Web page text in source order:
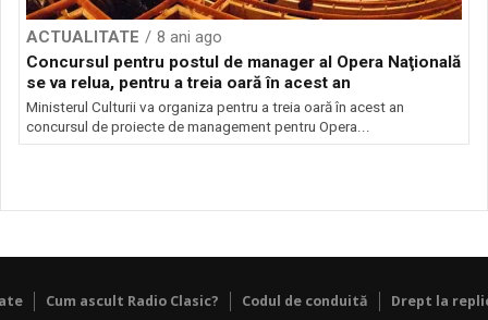
ACTUALITATE
8 ani ago
Concursul pentru postul de manager al Opera Naţională
se va relua, pentru a treia oară în acest an
Ministerul Culturii va organiza pentru a treia oară în acest an
concursul de proiecte de management pentru Opera...
Cum ascult Radio Clasic? Codul de conduită Drept la